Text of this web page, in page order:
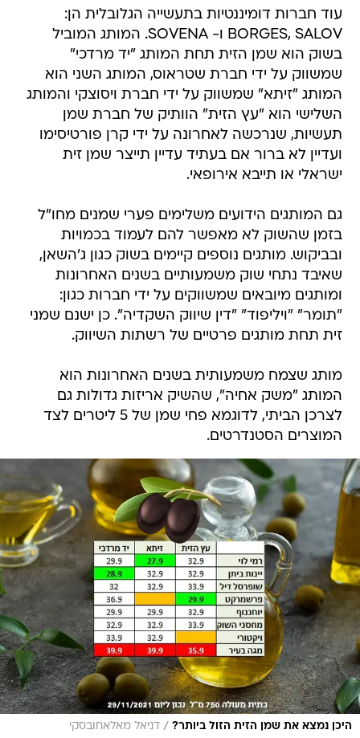
עוד חברות דומיננטיות בתעשייה הגלובלית הן:
BORGES, SALOV ו- SOVENA. המותג המוביל
בשוק הוא שמן הזית תחת המותג "יד מרדכי"
שמשווק על ידי חברת שטראוס, המותג השני הוא
המותג "זיתא" שמשווק על ידי חברת ויסוצקי והמותג
השלישי הוא "עץ הזית" הוותיק של חברת שמן
תעשיות, שנרכשה לאחרונה על ידי קרן פורטיסימו
ועדיין לא ברור אם בעתיד עדיין תייצר שמן זית
ישראלי או תייבא אירופאי.
גם המותגים הידועים משלימים פערי שמנים מחו"ל
בזמן שהשוק לא מאפשר להם לעמוד בכמויות
ובביקוש. מותגים נוספים קיימים בשוק כגון ג'השאן,
שאיבד נתחי שוק משמעותיים בשנים האחרונות
ומותגים מיובאים שמשווקים על ידי חברות כגון:
"תומר" "ויליפוד" "דין שיווק השקדיה". כן ישנם שמני
זית תחת מותגים פרטיים של רשתות השיווק.
מותג שצמח משמעותית בשנים האחרונות הוא
המותג "משק אחיה", שהשיק אריזות גדולות גם
לצרכן הביתי, לדוגמא פחי שמן של 5 ליטרים לצד
המוצרים הסטנדרטים.
היכן נמצא את שמן הזית הזול ביותר? / דניאל מאלאחובסקי